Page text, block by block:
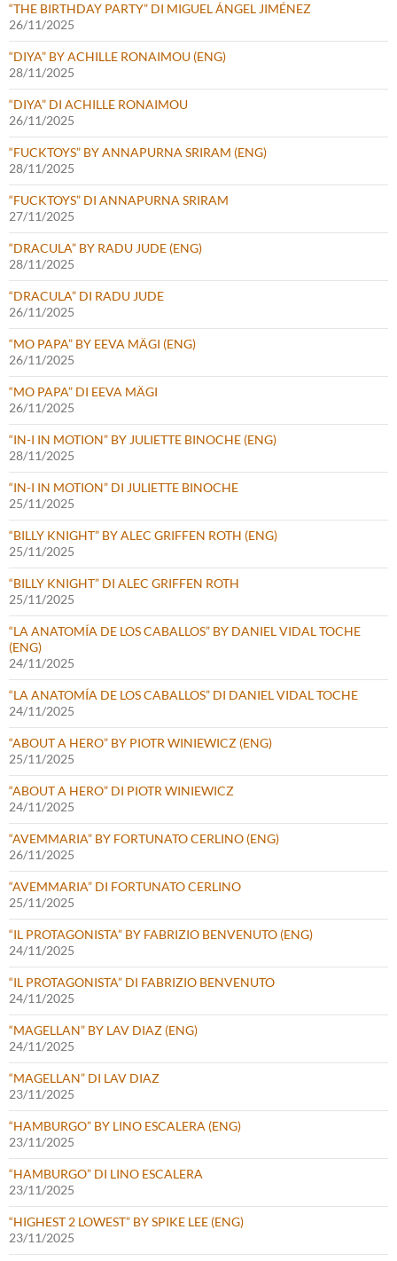
“THE BIRTHDAY PARTY” DI MIGUEL ÁNGEL JIMÉNEZ
26/11/2025
“DIYA” BY ACHILLE RONAIMOU (ENG)
28/11/2025
“DIYA” DI ACHILLE RONAIMOU
26/11/2025
“FUCKTOYS” BY ANNAPURNA SRIRAM (ENG)
28/11/2025
“FUCKTOYS” DI ANNAPURNA SRIRAM
27/11/2025
“DRACULA” BY RADU JUDE (ENG)
28/11/2025
“DRACULA” DI RADU JUDE
26/11/2025
“MO PAPA” BY EEVA MÄGI (ENG)
26/11/2025
“MO PAPA” DI EEVA MÄGI
26/11/2025
“IN-I IN MOTION” BY JULIETTE BINOCHE (ENG)
28/11/2025
“IN-I IN MOTION” DI JULIETTE BINOCHE
25/11/2025
“BILLY KNIGHT” BY ALEC GRIFFEN ROTH (ENG)
25/11/2025
“BILLY KNIGHT” DI ALEC GRIFFEN ROTH
25/11/2025
“LA ANATOMÍA DE LOS CABALLOS” BY DANIEL VIDAL TOCHE
(ENG)
24/11/2025
“LA ANATOMÍA DE LOS CABALLOS” DI DANIEL VIDAL TOCHE
24/11/2025
“ABOUT A HERO” BY PIOTR WINIEWICZ (ENG)
25/11/2025
“ABOUT A HERO” DI PIOTR WINIEWICZ
24/11/2025
“AVEMMARIA” BY FORTUNATO CERLINO (ENG)
26/11/2025
“AVEMMARIA” DI FORTUNATO CERLINO
25/11/2025
“IL PROTAGONISTA” BY FABRIZIO BENVENUTO (ENG)
24/11/2025
“IL PROTAGONISTA” DI FABRIZIO BENVENUTO
24/11/2025
“MAGELLAN” BY LAV DIAZ (ENG)
24/11/2025
“MAGELLAN” DI LAV DIAZ
23/11/2025
“HAMBURGO” BY LINO ESCALERA (ENG)
23/11/2025
“HAMBURGO” DI LINO ESCALERA
23/11/2025
“HIGHEST 2 LOWEST” BY SPIKE LEE (ENG)
23/11/2025